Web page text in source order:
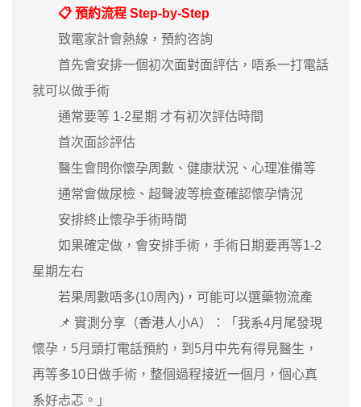
📋 預約流程 Step-by-Step
致電家計會熱線，預約咨詢
首先會安排一個初次面對面評估，唔系一打電話
就可以做手術
通常要等 1-2星期 才有初次評估時間
首次面診評估
醫生會問你懷孕周數、健康狀況、心理准備等
通常會做尿檢、超聲波等檢查確認懷孕情況
安排終止懷孕手術時間
如果確定做，會安排手術，手術日期要再等1-2
星期左右
若果周數唔多(10周內)，可能可以選藥物流產
📌 實測分享（香港人小A）：「我系4月尾發現
懷孕，5月頭打電話預約，到5月中先有得見醫生，
再等多10日做手術，整個過程接近一個月，個心真
系好忐忑。」